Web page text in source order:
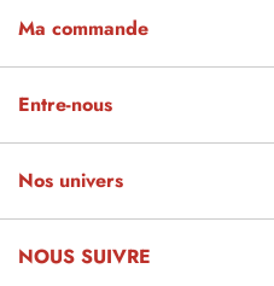
Ma commande
Entre-nous
Nos univers
NOUS SUIVRE